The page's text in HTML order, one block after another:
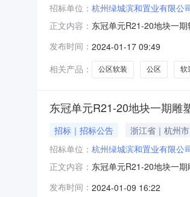
招标单位： 杭州绿城滨和置业有限公
正文内容： 东冠单元R21-20地块一
目3、招标内容：杭州晓
叁万元。招标人信息如下
发布时间： 2024-01-17 09:49
相关产品：
公区软装 公区 软
东冠单元R21-20地块一期雕
招标｜招标公告 浙江省｜杭州
招标单位： 杭州绿城滨和置业有限公
正文内容： 东冠单元R21-20地块一
区东冠路晓月和风项目3
发布时间： 2024-01-09 16:22